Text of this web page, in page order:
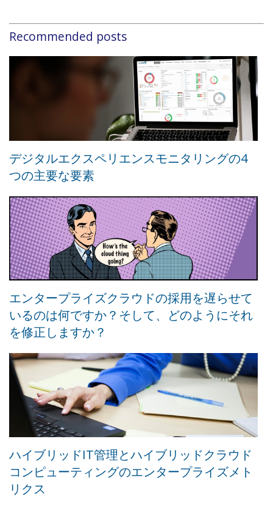
Recommended posts
デジタルエクスペリエンスモニタリングの4
つの主要な要素
エンタープライズクラウドの採用を遅らせて
いるのは何ですか？そして、どのようにそれ
を修正しますか？
ハイブリッドIT管理とハイブリッドクラウド
コンピューティングのエンタープライズメト
リクス